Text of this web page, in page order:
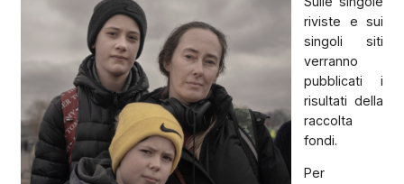
riviste e sui
singoli siti
verranno
pubblicati i
risultati della
raccolta
fondi.
Per